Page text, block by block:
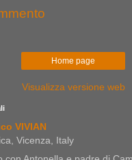
Home page
Visualizza versione web
VIVIAN
Vicenza, Italy